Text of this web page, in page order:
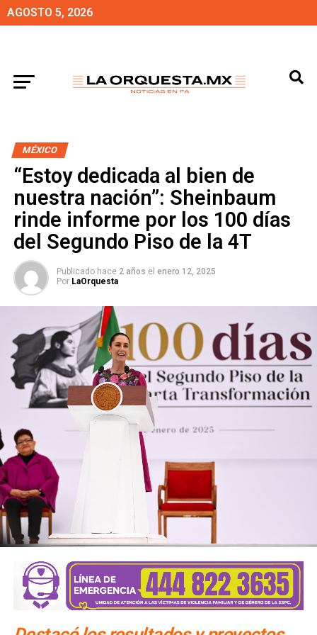
AGOSTO 5, 2026
MÉXICO
“Estoy dedicada al bien de
nuestra nación”: Sheinbaum
rinde informe por los 100 días
del Segundo Piso de la 4T
Publicado hace 2 años el enero 12, 2025
Por LaOrquesta